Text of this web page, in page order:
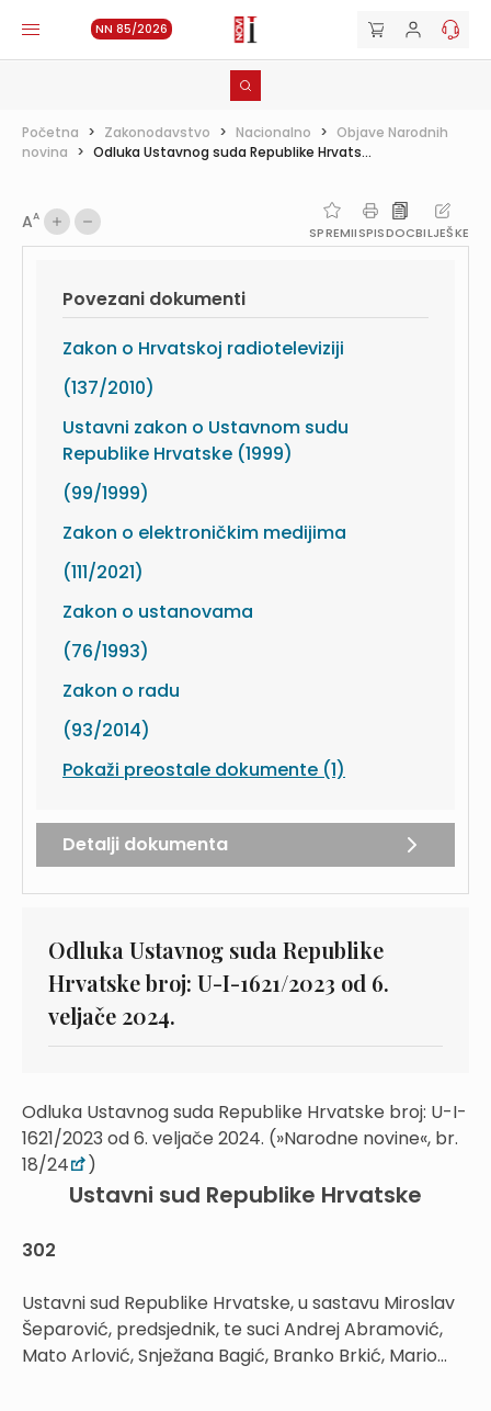
NN 85/2026
Početna > Zakonodavstvo > Nacionalno > Objave Narodnih
novina > Odluka Ustavnog suda Republike Hrvats...
AA
SPREMIISPISDOCBILJEŠKE
Povezani dokumenti
Zakon o Hrvatskoj radioteleviziji
(137/2010)
Ustavni zakon o Ustavnom sudu
Republike Hrvatske (1999)
(99/1999)
Zakon o elektroničkim medijima
(111/2021)
Zakon o ustanovama
(76/1993)
Zakon o radu
(93/2014)
Pokaži preostale dokumente (1)
Detalji dokumenta
Odluka Ustavnog suda Republike
Hrvatske broj: U-I-1621/2023 od 6.
veljače 2024.
Odluka Ustavnog suda Republike Hrvatske broj: U-I-
1621/2023 od 6. veljače 2024. (»Narodne novine«, br.
18/24
)
Ustavni sud Republike Hrvatske
302
Ustavni sud Republike Hrvatske, u sastavu Miroslav
Šeparović, predsjednik, te suci Andrej Abramović,
Mato Arlović, Snježana Bagić, Branko Brkić, Mario...